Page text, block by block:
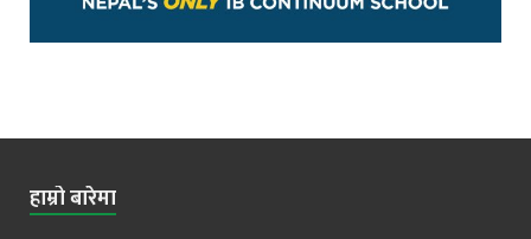
हाम्रो बारेमा